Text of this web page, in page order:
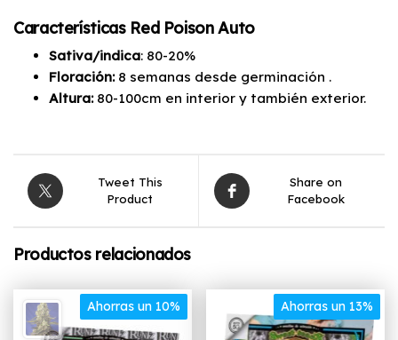
Características Red Poison Auto
Sativa/indica: 80-20%
Floración: 8 semanas desde germinación .
Altura: 80-100cm en interior y también exterior.
Tweet This
Product
Share on
Facebook
Productos relacionados
Ahorras un 10% Ahorras un 13%